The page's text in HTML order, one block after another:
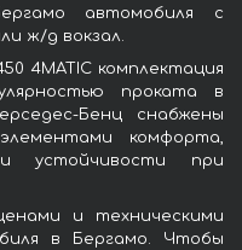
автомобиля с
ж/д вокзал.
4MATIC комплектация
проката в
Бенц снабжены
комфорта,
устойчивости при
и техническими
в Бергамо. Чтобы